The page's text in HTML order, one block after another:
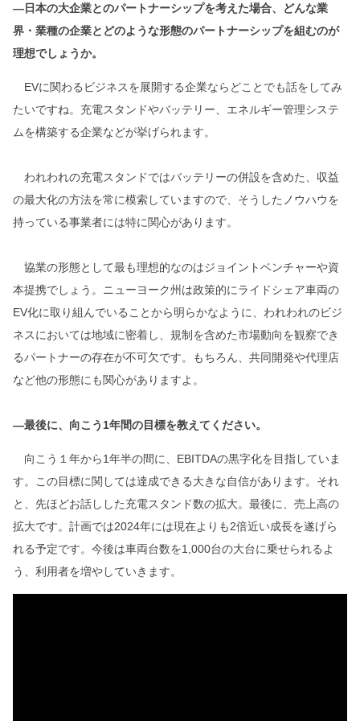
―日本の大企業とのパートナーシップを考えた場合、どんな業
界・業種の企業とどのような形態のパートナーシップを組むのが
理想でしょうか。
EVに関わるビジネスを展開する企業ならどことでも話をしてみ
たいですね。充電スタンドやバッテリー、エネルギー管理システ
ムを構築する企業などが挙げられます。
われわれの充電スタンドではバッテリーの併設を含めた、収益
の最大化の方法を常に模索していますので、そうしたノウハウを
持っている事業者には特に関心があります。
協業の形態として最も理想的なのはジョイントベンチャーや資
本提携でしょう。ニューヨーク州は政策的にライドシェア車両の
EV化に取り組んでいることから明らかなように、われわれのビジ
ネスにおいては地域に密着し、規制を含めた市場動向を観察でき
るパートナーの存在が不可欠です。もちろん、共同開発や代理店
など他の形態にも関心がありますよ。
―最後に、向こう1年間の目標を教えてください。
向こう１年から1年半の間に、EBITDAの黒字化を目指していま
す。この目標に関しては達成できる大きな自信があります。それ
と、先ほどお話しした充電スタンド数の拡大。最後に、売上高の
拡大です。計画では2024年には現在よりも2倍近い成長を遂げら
れる予定です。今後は車両台数を1,000台の大台に乗せられるよ
う、利用者を増やしていきます。